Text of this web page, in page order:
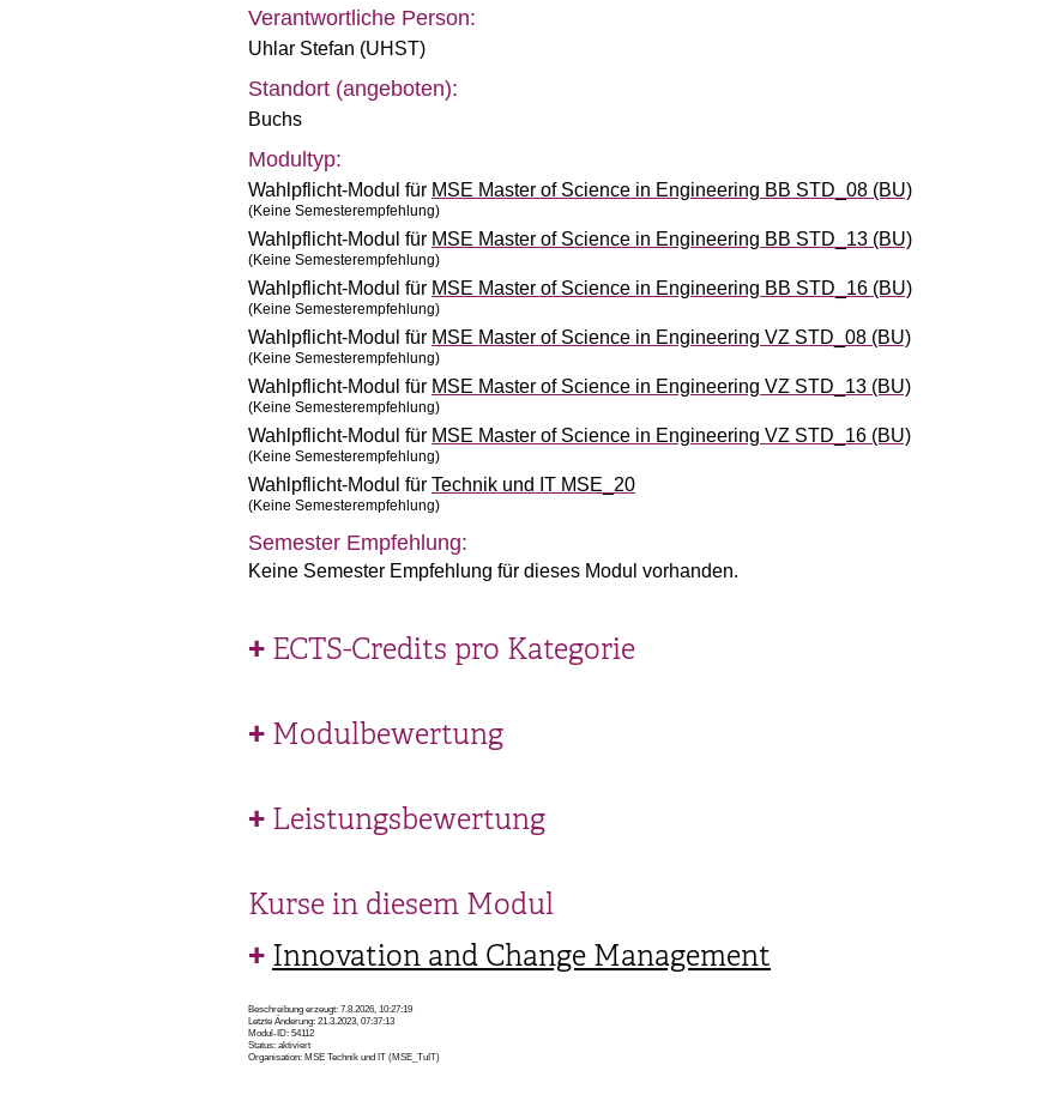
Verantwortliche Person:
Uhlar Stefan (UHST)
Standort (angeboten):
Buchs
Modultyp:
Wahlpflicht-Modul für MSE Master of Science in Engineering BB STD_08 (BU)
(Keine Semesterempfehlung)
Wahlpflicht-Modul für MSE Master of Science in Engineering BB STD_13 (BU)
(Keine Semesterempfehlung)
Wahlpflicht-Modul für MSE Master of Science in Engineering BB STD_16 (BU)
(Keine Semesterempfehlung)
Wahlpflicht-Modul für MSE Master of Science in Engineering VZ STD_08 (BU)
(Keine Semesterempfehlung)
Wahlpflicht-Modul für MSE Master of Science in Engineering VZ STD_13 (BU)
(Keine Semesterempfehlung)
Wahlpflicht-Modul für MSE Master of Science in Engineering VZ STD_16 (BU)
(Keine Semesterempfehlung)
Wahlpflicht-Modul für Technik und IT MSE_20
(Keine Semesterempfehlung)
Semester Empfehlung:
Keine Semester Empfehlung für dieses Modul vorhanden.
ECTS-Credits pro Kategorie
Modulbewertung
Leistungsbewertung
Kurse in diesem Modul
Innovation and Change Management
Beschreibung erzeugt: 7.8.2026, 10:27:19
Letzte Änderung: 21.3.2023, 07:37:13
Modul-ID: 54112
Status: aktiviert
Organisation: MSE Technik und IT (MSE_TuIT)